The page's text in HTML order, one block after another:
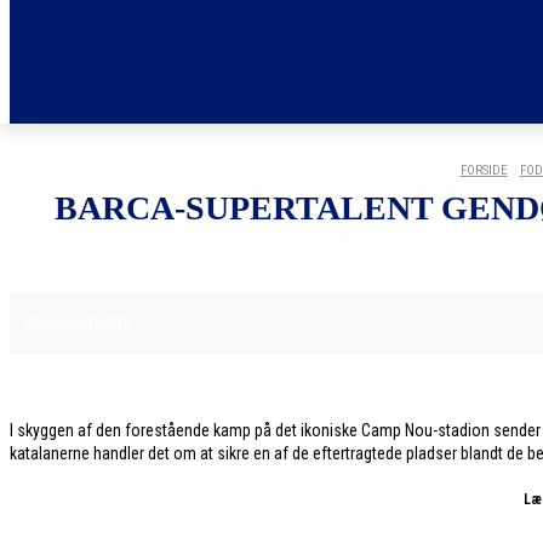
FORSIDE
BARCA-SUPERTALENT
I skyggen af den forestående kamp på det ikoniske Camp Nou-stadion
katalanerne handler det om at sikre en af de eftertragtede pladser blandt